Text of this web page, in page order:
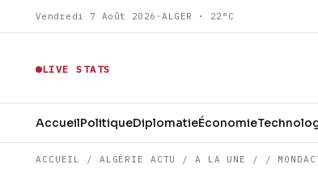
Vendredi 7 Août 2026 ·ALGER · 22°C
LIVE STATS
AccueilPolitiqueDiplomatieÉconomie
ACCUEIL / ALGÉRIE ACTU /A LA UNE / /